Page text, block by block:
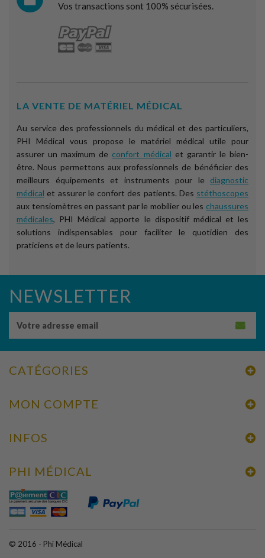
Vos transactions sont 100% sécurisées.
LA VENTE DE MATÉRIEL MÉDICAL
Au service des professionnels du médical et des particuliers,
PHI Médical vous propose le matériel médical utile pour
assurer un maximum de confort médical et garantir le bien-
être. Nous permettons aux professionnels de bénéficier des
meilleurs équipements et instruments pour le diagnostic
médical et assurer le confort des patients. Des stéthoscopes
aux tensiomètres en passant par le mobilier ou les chaussures
médicales, PHI Médical apporte le dispositif médical et les
solutions indispensables pour faciliter le quotidien des
praticiens et de leurs patients.
NEWSLETTER
CATÉGORIES
MON COMPTE
INFOS
© 2016 - Phi Médical
PHI MÉDICAL